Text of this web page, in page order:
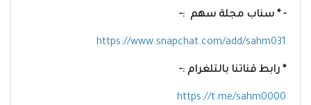
- * سناب مجلة سهم :-
https://www.snapchat.com/add/sahm031
* رابط قناتنا بالتلغرام :-
https://t.me/sahm0000